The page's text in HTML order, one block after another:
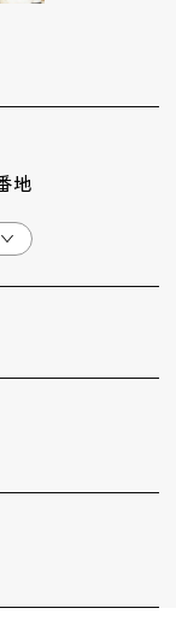
ラジオ波
地